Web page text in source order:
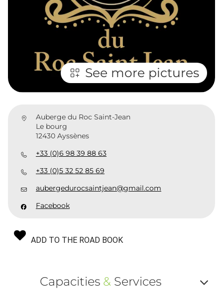
See more pictures
Auberge du Roc Saint-Jean
Le bourg
12430 Ayssènes
+33 (0)6 98 39 88 63
+33 (0)5 32 52 85 69
aubergedurocsaintjean@gmail.com
Facebook
ADD TO THE ROAD BOOK
Capacities & Services